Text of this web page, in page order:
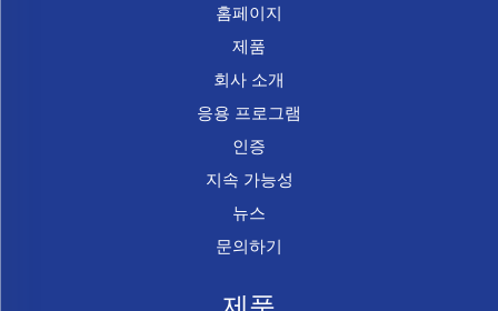
홈페이지
제품
회사 소개
응용 프로그램
인증
지속 가능성
뉴스
문의하기